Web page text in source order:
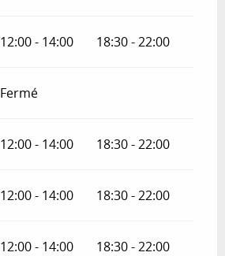
12:00 - 14:00 18:30 - 22:00
Fermé
12:00 - 14:00 18:30 - 22:00
12:00 - 14:00 18:30 - 22:00
12:00 - 14:00 18:30 - 22:00